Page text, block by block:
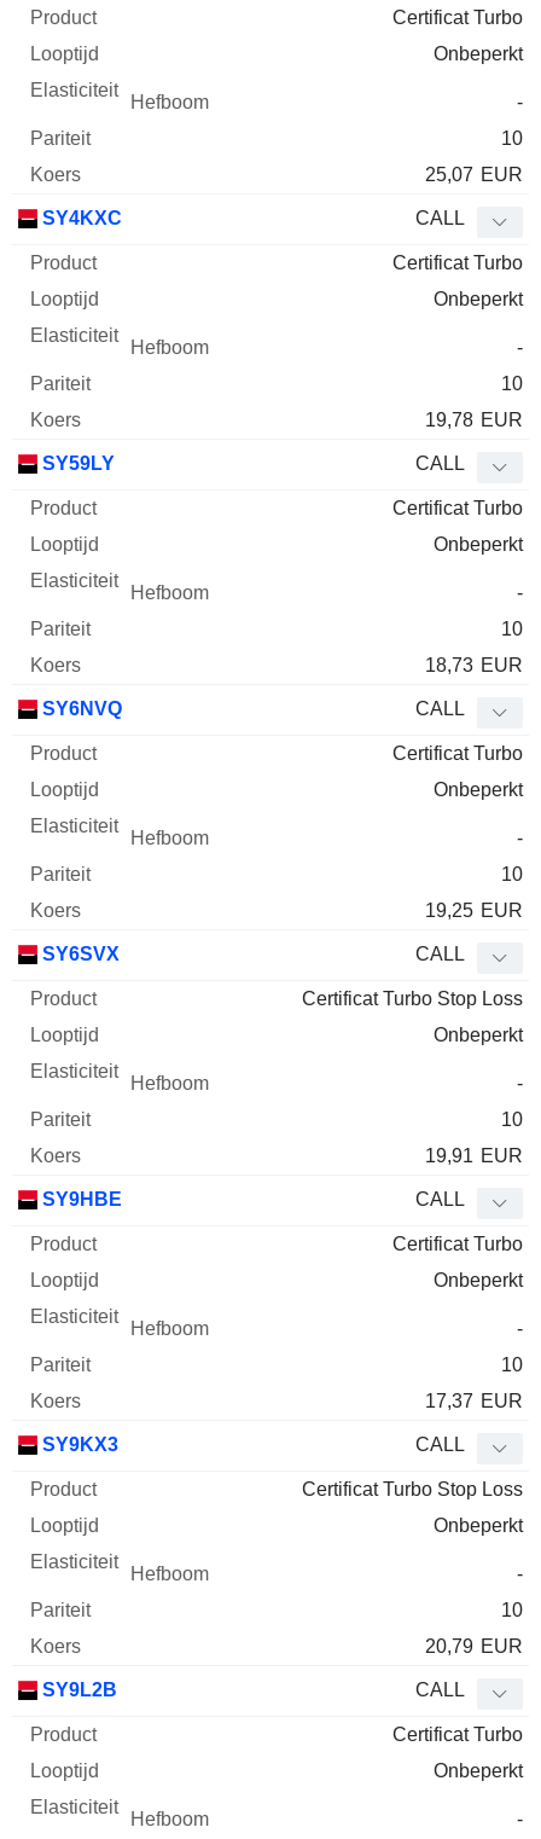
Certificat Turbo
Onbeperkt
-
10
25,07 EUR
SY4KXC CALL
Certificat Turbo
Onbeperkt
-
10
19,78 EUR
SY59LY CALL
Certificat Turbo
Onbeperkt
-
10
18,73 EUR
SY6NVQ CALL
Certificat Turbo
Onbeperkt
-
10
19,25 EUR
SY6SVX CALL
Certificat Turbo Stop Loss
Onbeperkt
-
10
19,91 EUR
SY9HBE CALL
Certificat Turbo
Onbeperkt
-
10
17,37 EUR
SY9KX3 CALL
Certificat Turbo Stop Loss
Onbeperkt
-
10
20,79 EUR
SY9L2B CALL
Certificat Turbo
Onbeperkt
-